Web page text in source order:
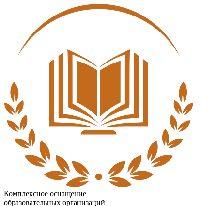
Комплексное оснащение
образовательных организаций